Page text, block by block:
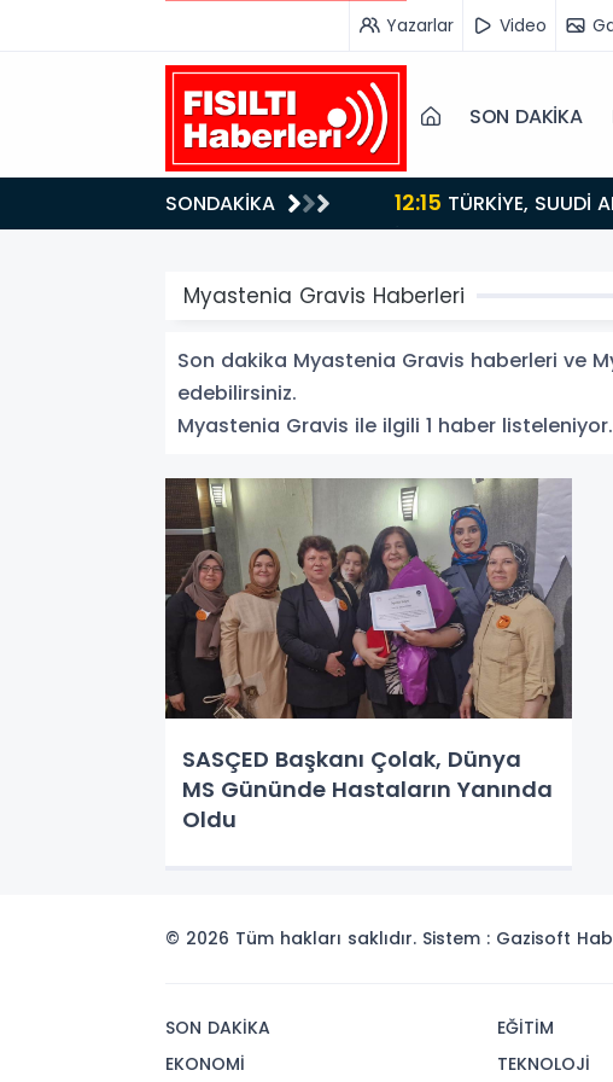
Yazarlar Video
SON DAKİKA
SONDAKİKA 12:15
İMZALANDI!
Myastenia Gravis Haberleri
Son dakika Myastenia Gravis haberleri ve
edebilirsiniz.
Myastenia Gravis ile ilgili 1 haber listeleniyor.
SASÇED Başkanı Çolak, Dünya
MS Gününde Hastaların Yanında
Oldu
© 2026 Tüm hakları saklıdır. Sistem : Gazisoft
SON DAKİKA
EKONOMİ
EĞİTİM
TEKNOLOJİ